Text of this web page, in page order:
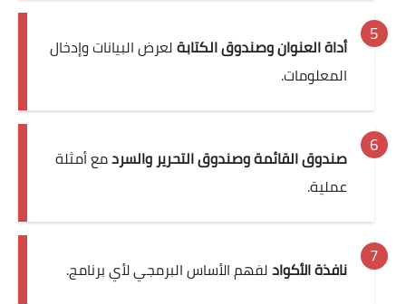
أداة العنوان وصندوق الكتابةلعرض البيانات وإدخال
المعلومات.
صندوق القائمة وصندوق التحرير والسردمع أمثلة
عملية.
نافذة الأكوادلفهم الأساس البرمجي لأي برنامج.